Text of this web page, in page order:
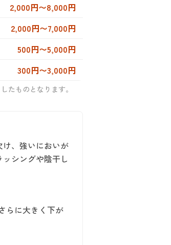
2,000円〜8,000円
2,000円〜7,000円
500円〜5,000円
300円〜3,000円
たものとなります。
、強いにおいが
シングや陰干し
らに大きく下が